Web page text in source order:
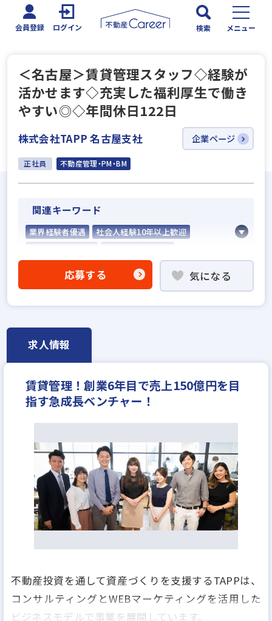
会員登録 ログイン 検索 メニュー
＜名古屋＞賃貸管理スタッフ◇経験が
活かせます◇充実した福利厚生で働き
やすい◎◇年間休日122日
株式会社TAPP 名古屋支社 企業ページ
正社員 不動産管理・PM・BM
関連キーワード
業界経験者優遇
社会人経験10年以上歓迎
学歴不問
宅建取引士歓迎
社宅・家賃補助あり
年間休日120日以上
不動産ITベンチャー
応募する 気になる
求人情報
賃貸管理！創業6年目で売上150億円を目
指す急成長ベンチャー！
不動産投資を通して資産づくりを支援するTAPPは、
コンサルティングとWEBマーケティングを活用した
ビジネスモデルで事業を展開しています。